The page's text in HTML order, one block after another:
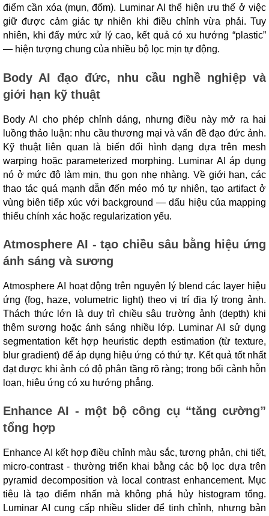
điểm cần xóa (mụn, đốm). Luminar AI thể hiện ưu thế ở việc
giữ được cảm giác tự nhiên khi điều chỉnh vừa phải. Tuy
nhiên, khi đẩy mức xử lý cao, kết quả có xu hướng “plastic”
— hiện tượng chung của nhiều bộ lọc mịn tự động.
Body AI đạo đức, nhu cầu nghề nghiệp và
giới hạn kỹ thuật
Body AI cho phép chỉnh dáng, nhưng điều này mở ra hai
luồng thảo luận: nhu cầu thương mại và vấn đề đạo đức ảnh.
Kỹ thuật liên quan là biến đổi hình dạng dựa trên mesh
warping hoặc parameterized morphing. Luminar AI áp dụng
nó ở mức độ làm mịn, thu gọn nhẹ nhàng. Về giới hạn, các
thao tác quá mạnh dẫn đến méo mó tự nhiên, tạo artifact ở
vùng biên tiếp xúc với background — dấu hiệu của mapping
thiếu chính xác hoặc regularization yếu.
Atmosphere AI - tạo chiều sâu bằng hiệu ứng
ánh sáng và sương
Atmosphere AI hoạt động trên nguyên lý blend các layer hiệu
ứng (fog, haze, volumetric light) theo vị trí địa lý trong ảnh.
Thách thức lớn là duy trì chiều sâu trường ảnh (depth) khi
thêm sương hoặc ánh sáng nhiều lớp. Luminar AI sử dụng
segmentation kết hợp heuristic depth estimation (từ texture,
blur gradient) để áp dụng hiệu ứng có thứ tự. Kết quả tốt nhất
đạt được khi ảnh có độ phân tầng rõ ràng; trong bối cảnh hỗn
loạn, hiệu ứng có xu hướng phẳng.
Enhance AI - một bộ công cụ “tăng cường”
tổng hợp
Enhance AI kết hợp điều chỉnh màu sắc, tương phản, chi tiết,
micro-contrast - thường triển khai bằng các bộ lọc dựa trên
pyramid decomposition và local contrast enhancement. Mục
tiêu là tạo điểm nhấn mà không phá hủy histogram tổng.
Luminar AI cung cấp nhiều slider để tinh chỉnh, nhưng bản